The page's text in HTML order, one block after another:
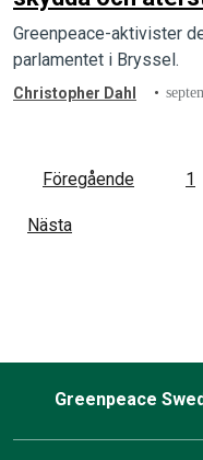
varnar för
Greenpeace-aktivister
parlamentet i Bryssel.
Christopher Dahl
Föregående 1
Nästa
Greenpeace